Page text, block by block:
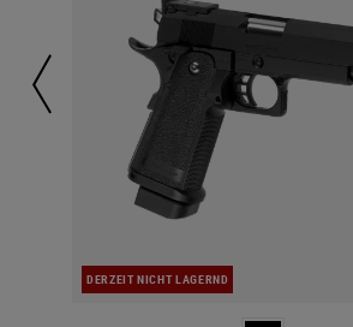
DERZEIT NICHT LAGERND